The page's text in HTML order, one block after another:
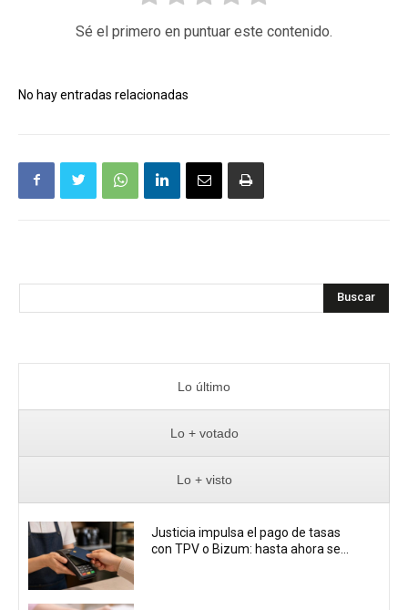
Sé el primero en puntuar este contenido.
No hay entradas relacionadas
Buscar
Lo último
Lo + votado
Lo + visto
Justicia impulsa el pago de tasas
con TPV o Bizum: hasta ahora se...